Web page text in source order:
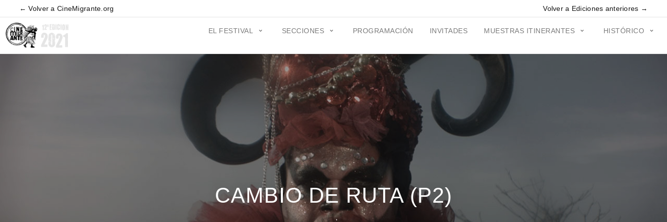
← Volver a CineMigrante.org Volver a Ediciones anteriores →
EL FESTIVAL SECCIONES PROGRAMACIÓN INVITADES MUESTRAS ITINERANTES HISTÓRICO
CAMBIO DE RUTA (P2)